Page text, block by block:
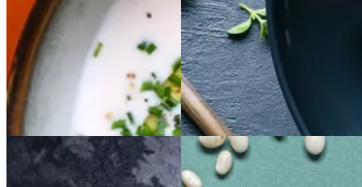
Gem opskrift
Gem opskrift
Aftensmad